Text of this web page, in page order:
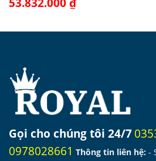
gốc
53.832.000₫hiện
53.832.000 ₫.
Gọi cho chúng tôi 24/7
0978028661 Thông tin liên hệ: -